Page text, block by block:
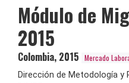
Módulo de
2015
Colombia, 2015 Mercado
Dirección de Metodología